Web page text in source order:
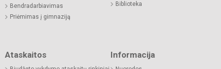
Bendradarbiavimas
Priėmimas į gimnaziją
Biblioteka
Ataskaitos Informacija